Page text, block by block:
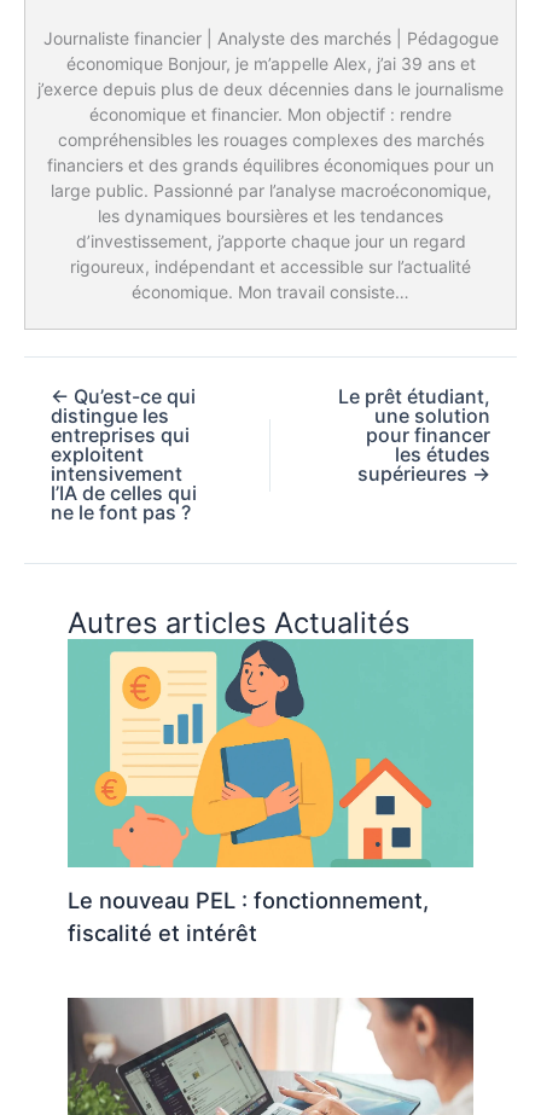
Journaliste financier | Analyste des marchés | Pédagogue
économique Bonjour, je m’appelle Alex, j’ai 39 ans et
j’exerce depuis plus de deux décennies dans le journalisme
économique et financier. Mon objectif : rendre
compréhensibles les rouages complexes des marchés
financiers et des grands équilibres économiques pour un
large public. Passionné par l’analyse macroéconomique,
les dynamiques boursières et les tendances
d’investissement, j’apporte chaque jour un regard
rigoureux, indépendant et accessible sur l’actualité
économique. Mon travail consiste…
← Qu’est-ce qui
distingue les
entreprises qui
exploitent
intensivement
l’IA de celles qui
ne le font pas ?
Le prêt étudiant,
une solution
pour financer
les études
supérieures →
Autres articles Actualités
Le nouveau PEL : fonctionnement,
fiscalité et intérêt